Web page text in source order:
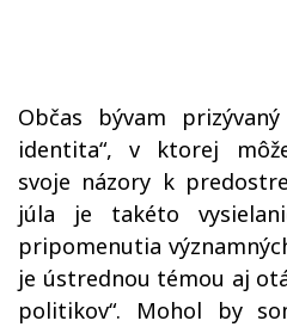
Občas bývam
identita“, v ktorej
svoje názory k
júla je takéto
pripomenutia
je ústrednou témou aj
politikov“. Mohol by